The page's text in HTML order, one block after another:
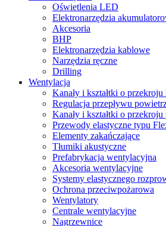
Oświetlenia LED
Elektronarzędzia
Akcesoria
BHP
Elektronarzędzia kablowe
Narzędzia ręczne
Drilling
Wentylacja
Kanały i kształtki o przekroju
Regulacja przepływu
Kanały i kształtki o
Przewody elastyczne typu
Elementy zakańczające
Tłumiki akustyczne
Prefabrykacja wentylacyjna
Akcesoria wentylacyjne
Systemy elastycznego
Ochrona przeciwpożarowa
Wentylatory
Centrale wentylacyjne
Nagrzewnice